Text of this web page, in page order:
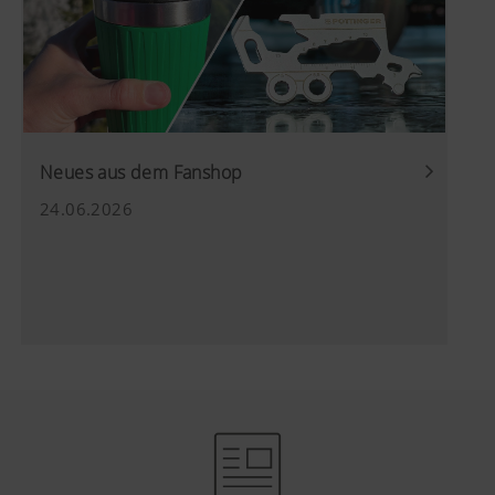
und
Sprache
(lang)
Speichert die
vom Nutzer
gewählte Land-
und
6
Monate
welche anonym messen und auswerten, welche
Inhalte unserer Website genutzt werden und wie
häufig diese aufgerufen werden.
Cookies
Zweck des Cookies
Neues aus dem Fanshop
24.06.2026